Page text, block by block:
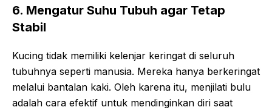
6. Mengatur Suhu Tubuh agar Tetap
Stabil
Kucing tidak memiliki kelenjar keringat di seluruh
tubuhnya seperti manusia. Mereka hanya berkeringat
melalui bantalan kaki. Oleh karena itu, menjilati bulu
adalah cara efektif untuk mendinginkan diri saat